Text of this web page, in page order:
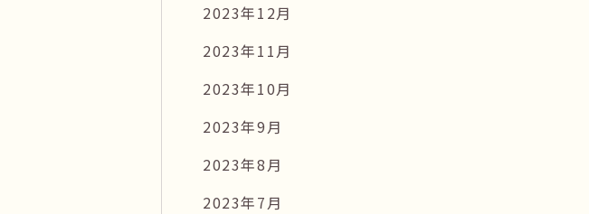
2023年12月
2023年11月
2023年10月
2023年9月
2023年8月
2023年7月